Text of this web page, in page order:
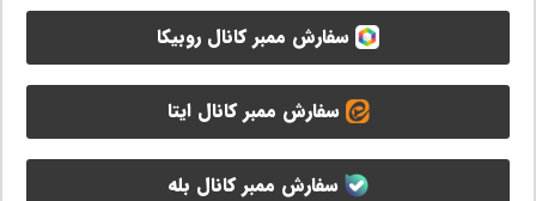
سفارش ممبر کانال روبیکا
سفارش ممبر کانال ایتا
سفارش ممبر کانال بله